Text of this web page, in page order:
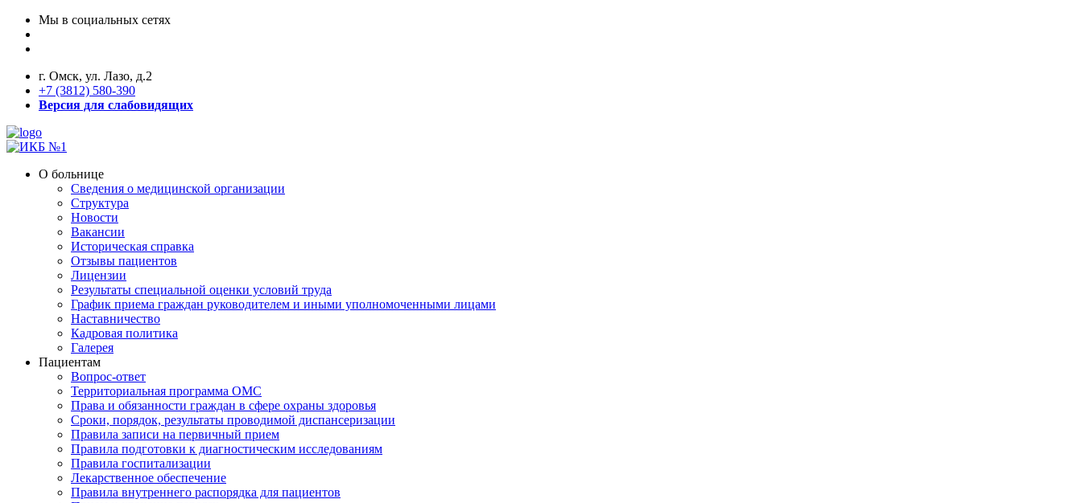
Мы в социальных сетях
г. Омск, ул. Лазо, д.2
+7 (3812) 580-390
Версия для слабовидящих
О больнице
Сведения о медицинской организации
Структура
Новости
Вакансии
Историческая справка
Отзывы пациентов
Лицензии
Результаты специальной оценки условий труда
График приема граждан руководителем и иными уполномоченными лицами
Наставничество
Кадровая политика
Галерея
Пациентам
Вопрос-ответ
Территориальная программа ОМС
Права и обязанности граждан в сфере охраны здоровья
Сроки, порядок, результаты проводимой диспансеризации
Правила записи на первичный прием
Правила подготовки к диагностическим исследованиям
Правила госпитализации
Лекарственное обеспечение
Правила внутреннего распорядка для пациентов